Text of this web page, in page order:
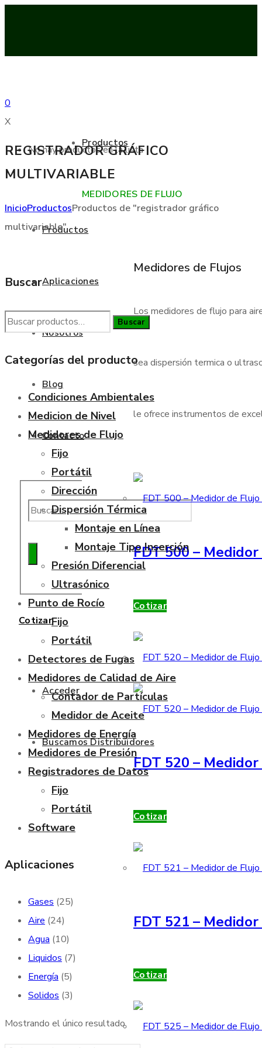
0
X
No hay productos en la lista
Productos
Aplicaciones
Nosotros
Blog
Contacto
Cotizar
Acceder
Buscamos Distribuidores
Productos
MEDIDORES DE FLUJO
Medidores de Flujos
Los medidores de flujo para
sea dispersión termica o
le ofrece instrumentos de
FDT 500 –
Cotizar
FDT 520 –
Cotizar
FDT 521 –
Cotizar
REGISTRADOR GRÁFICO
MULTIVARIABLE
InicioProductosProductos de "registrador gráfico
multivariable"
Buscar
Buscar
Buscar
Categorías del producto
Condiciones Ambientales
Medicion de Nivel
Medidores de Flujo
Fijo
Portátil
Dirección
Dispersión Térmica
Montaje en Línea
Montaje Tipo Inserción
Presión Diferencial
Ultrasónico
Punto de Rocío
Fijo
Portátil
Detectores de Fugas
Medidores de Calidad de Aire
Contador de Partículas
Medidor de Aceite
Medidores de Energía
Medidores de Presión
Registradores de Datos
Fijo
Portátil
Software
Aplicaciones
Gases (25)
Aire (24)
Agua (10)
Liquidos (7)
Energía (5)
Solidos (3)
Mostrando el único resultado